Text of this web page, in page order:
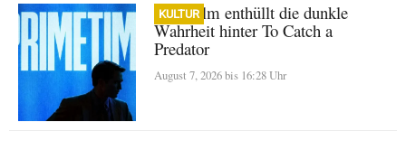
KULTUR
A24-Film enthüllt die dunkle
Wahrheit hinter To Catch a
Predator
August 7, 2026 bis 16:28 Uhr